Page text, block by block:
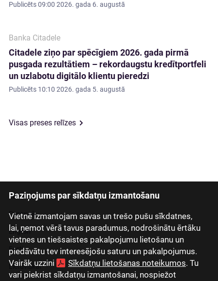
Paziņojums par sīkdatņu izmantošanu
Vietnē izmantojam savas un trešo pušu sīkdatnes,
lai, ņemot vērā tavus paradumus, nodrošinātu ērtāku
vietnes un tiešsaistes pakalpojumu lietošanu un
piedāvātu tev interesējošu saturu un pakalpojumus.
Vairāk uzzini
Sīkdatņu lietošanas noteikumos. Tu
vari piekrist sīkdatņu izmantošanai, nospiežot
Publicēts09:00 2026. gada 6. augustā
Banka Citadele
Citadele ziņo par spēcīgiem 2026. gada pirmā
pusgada rezultātiem – rekordaugstu kredītportfeli
un uzlabotu digitālo klientu pieredzi
Publicēts 10:10 2026. gada 5. augustā
Visas preses relīzes
Latviski
Русский
English
Eesti
Lietuviškai